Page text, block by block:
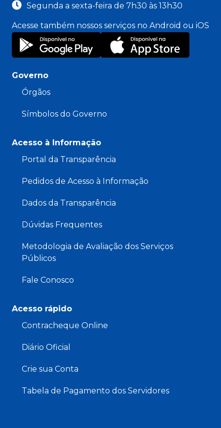
Segunda a sexta-feira de 7h30 às 13h30
Acesse também nossos serviços no Android ou iOS
Governo
Órgãos
Símbolos do Governo
Acesso à Informação
Portal da Transparência
Pedidos de Acesso à Informação
Dados da Transparência
Dúvidas Frequentes
Metodologia de Avaliação dos Serviços
Públicos
Fale Conosco
Acesso rápido
Contracheque Online
Diário Oficial
Crie sua Conta
Tabela de Pagamento dos Servidores